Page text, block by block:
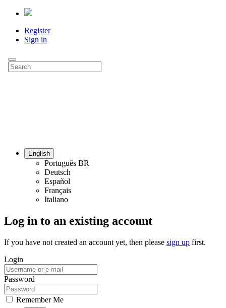
Register
Sign in
English
Português BR
Deutsch
Español
Français
Italiano
Log in to an existing account
If you have not created an account yet, then please sign up first.
Login
Password
Remember Me